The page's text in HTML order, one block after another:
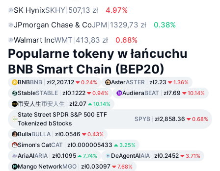
SK HynixSKHY 507,13 zł
4.97%
JPmorgan Chase & CoJPM 1329,73 zł
0.38%
Walmart IncWMT 413,83 zł 0.68%
Popularne tokeny w łańcuchu
BNB Smart Chain (BEP20)
BNBBNB zł2,207.12 0.24% AsterASTER zł2.23 1.36%
StableSTABLE zł0.1222 0.94% AudieraBEAT zł7.69 10.14%
币安人生币安人生 zł2.07 10.14%
State Street SPDR S&P 500 ETF
Tokenized bStocks
SPYB zł2,858.36 0.68%
BullaBULLA zł0.0546 0.43%
Simon's CatCAT zł0.000005433 3.25%
AriaAIARIA zł0.1095 7.74% DeAgentAIAIA zł0.2452 3.71%
Mango NetworkMGO zł0.03097 7.68%